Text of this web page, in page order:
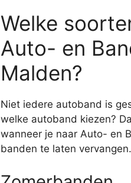
Welke
Auto- en
Malden?
Niet iedere autoband is
welke autoband kiezen?
wanneer je naar Auto- en
banden te laten